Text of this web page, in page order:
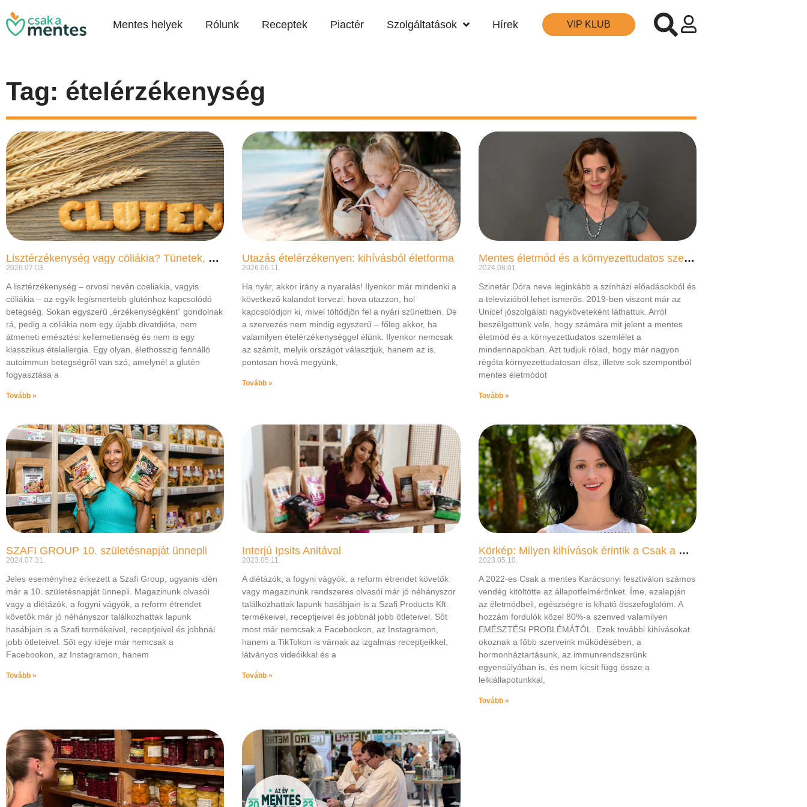
Mentes helyek Rólunk Receptek Piactér Szolgáltatások Hírek VIP KLUB
Tag: ételérzékenység
Lisztérzékenység vagy cöliákia? Tünetek, okok és tudnivalók közérthetően
2026.07.03.
A lisztérzékenység – orvosi nevén coeliakia, vagyis
cöliákia – az egyik legismertebb gluténhoz kapcsolódó
betegség. Sokan egyszerű „érzékenységként” gondolnak
rá, pedig a cöliákia nem egy újabb divatdiéta, nem
átmeneti emésztési kellemetlenség és nem is egy
klasszikus ételallergia. Egy olyan, élethosszig fennálló
autoimmun betegségről van szó, amelynél a glutén
fogyasztása a
Tovább »
Utazás ételérzékenyen: kihívásból életforma
2026.06.11.
Ha nyár, akkor irány a nyaralás! Ilyenkor már mindenki a
következő kalandot tervezi: hova utazzon, hol
kapcsolódjon ki, mivel töltődjön fel a nyári szünetben. De
a szervezés nem mindig egyszerű – főleg akkor, ha
valamilyen ételérzékenységgel élünk. Ilyenkor nemcsak
az számít, melyik országot választjuk, hanem az is,
pontosan hová megyünk,
Tovább »
Mentes életmód és a környezettudatos szemlélet a mindennapokban – interjú Szinetár Dórával
2024.08.01.
Szinetár Dóra neve leginkább a színházi előadásokból és
a televízióból lehet ismerős. 2019-ben viszont már az
Unicef jószolgálati nagyköveteként láthattuk. Arról
beszélgettünk vele, hogy számára mit jelent a mentes
életmód és a környezettudatos szemlélet a
mindennapokban. Azt tudjuk rólad, hogy már nagyon
régóta környezettudatosan élsz, illetve sok szempontból
mentes életmódot
Tovább »
SZAFI GROUP 10. születésnapját ünnepli
2024.07.31.
Jeles eseményhez érkezett a Szafi Group, ugyanis idén
már a 10. születésnapját ünnepli. Magazinunk olvasói
vagy a diétázók, a fogyni vágyók, a reform étrendet
követők már jó néhányszor találkozhattak lapunk
hasábjain is a Szafi termékeivel, receptjeivel és jobbnál
jobb ötleteivel. Sőt egy ideje már nemcsak a
Facebookon, az Instagramon, hanem
Tovább »
Interjú Ipsits Anitával
2023.05.11.
A diétázók, a fogyni vágyók, a reform étrendet követők
vagy magazinunk rendszeres olvasói már jó néhányszor
találkozhattak lapunk hasábjain is a Szafi Products Kft.
termékeivel, receptjeivel és jobbnál jobb ötleteivel. Sőt
most már nemcsak a Facebookon, az Instagramon,
hanem a TikTokon is várnak az izgalmas receptjeikkel,
látványos videóikkal és a
Tovább »
Körkép: Milyen kihívások érintik a Csak a Mentes látogatókat?
2023.05.10.
A 2022-es Csak a mentes Karácsonyi fesztiválon számos
vendég kitöltötte az állapotfelmérőnket. Íme, ezalapján
az életmódbeli, egészségre is kiható összefoglalóm. A
hozzám fordulók közel 80%-a szenved valamilyen
EMÉSZTÉSI PROBLÉMÁTÓL. Ezek további kihívásokat
okoznak a főbb szerveink működésében, a
hormonháztartásunk, az immunrendszerünk
egyensúlyában is, és nem kicsit függ össze a
lelkiállapotunkkal,
Tovább »